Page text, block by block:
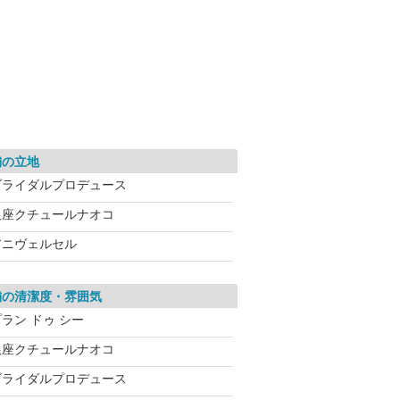
立地
イダルプロデュース
クチュールナオコ
ヴェルセル
清潔度・雰囲気
ン ドゥ シー
クチュールナオコ
イダルプロデュース